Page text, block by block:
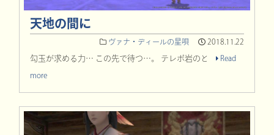
天地の間に
ヴァナ・ディールの星唄 2018.11.22
勾玉が求める力… この先で待つ…。 テレポ岩のと Read
more